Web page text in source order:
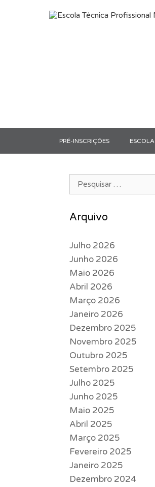
PRÉ-INSCRIÇÕES ESCOLA
Pesquisar por:
Arquivo
Julho 2026
Junho 2026
Maio 2026
Abril 2026
Março 2026
Janeiro 2026
Dezembro 2025
Novembro 2025
Outubro 2025
Setembro 2025
Julho 2025
Junho 2025
Maio 2025
Abril 2025
Março 2025
Fevereiro 2025
Janeiro 2025
Dezembro 2024